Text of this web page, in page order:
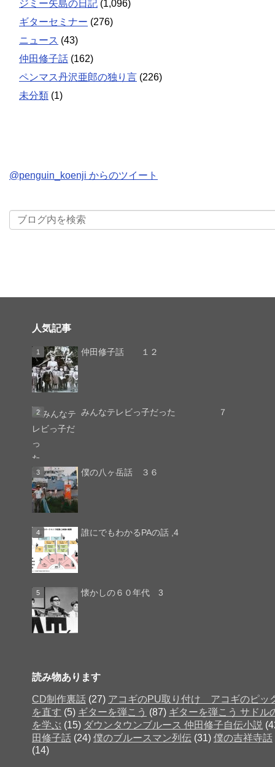
ジミー矢島の日記 (1,096)
ギターセミナー (276)
ニュース (43)
仲田修子話 (162)
ペンマス丹沢亜郎の独り言 (226)
未分類 (1)
@penguin_koenji からのツイート
人気記事
仲田修子話 １２
みんなテレビっ子だった ７
僕の八ヶ岳話 ３６
誰にでもわかるPAの話 ,4
懐かしの６０年代 3
読み物あります
CD制作裏話 (27) アコギのPU取り付け アコギのピッ
を直す (5) ギターを弾こう (87) ギターを弾こう サドル
を学ぶ (15) ダウンタウンブルース 仲田修子自伝小説
田修子話 (24) 僕のブルースマン列伝 (31) 僕の吉祥寺話
(14)